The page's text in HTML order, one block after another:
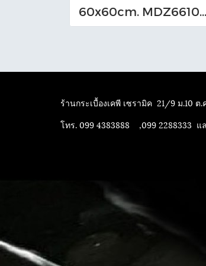
60x60cm. MDZ661007_M (TS-I)
ร้านกระเบื้องเคพี เซรามิค 21/9 ม.10 ต.
โทร. 099 4383888 ,099 2288333